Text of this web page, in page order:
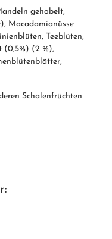
gehobelt,
Macadamianüsse
Teeblüten,
(0,5%) (2 %),
Schalenfrüchten